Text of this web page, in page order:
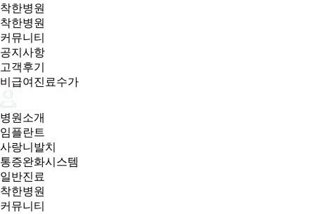
착한병원
착한병원
커뮤니티
공지사항
고객후기
비급여진료수가
병원소개
임플란트
사랑니발치
통증완화시스템
일반진료
착한병원
커뮤니티